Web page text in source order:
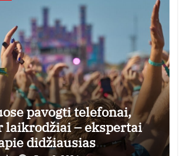
pavogti telefonai,
laikrodžiai – ekspertai
didžiausias